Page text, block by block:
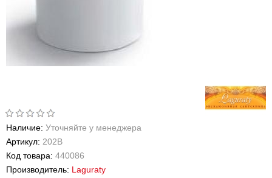
Наличие: Уточняйте у менеджера
Артикул: 202B
Код товара: 440086
Производитель: Laguraty